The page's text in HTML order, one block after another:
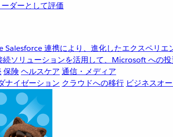
ダーとして評価
Salesforce 連携により、進化したエクスペリエ
続ソリューションを活用して、Microsoft への投
保険 ヘルスケア 通信・メディア
ナイゼーション クラウドへの移行 ビジネスオ